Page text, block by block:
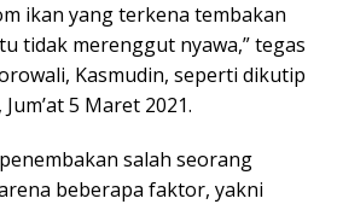
ikan yang terkena tembakan
tidak merenggut nyawa,” tegas
Kasmudin, seperti dikutip
5 Maret 2021.
salah seorang
beberapa faktor, yakni